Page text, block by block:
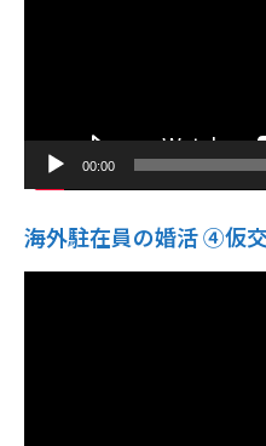
00:00
海外駐在員の婚活 ④仮
動